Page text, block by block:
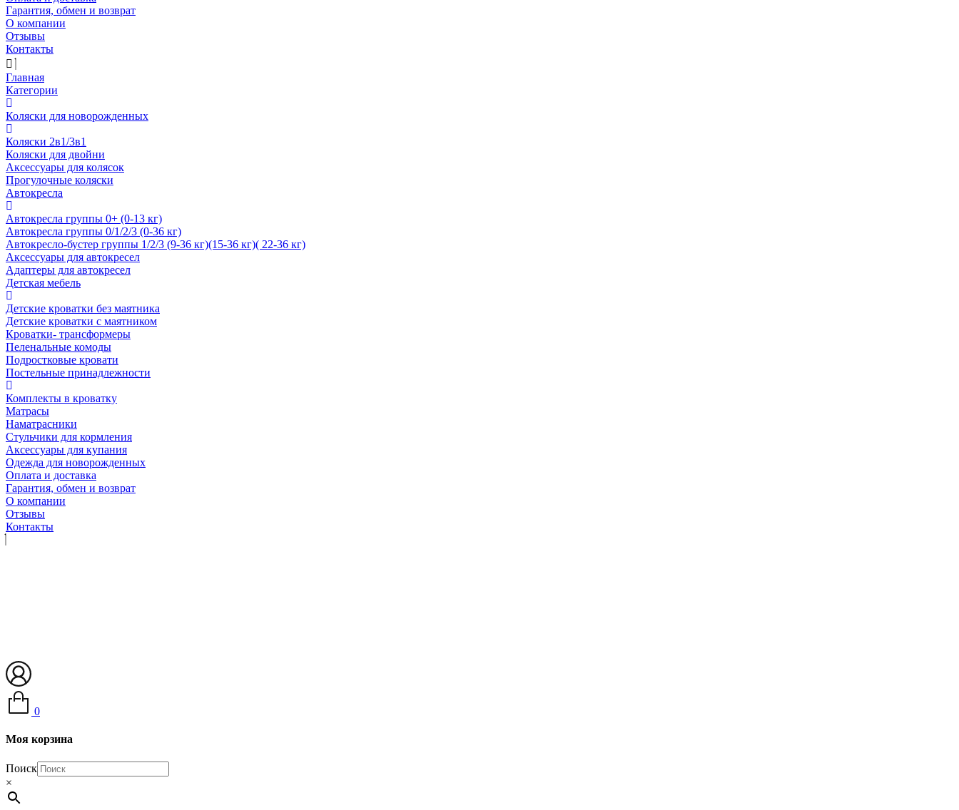
Гарантия, обмен и возврат
О компании
Отзывы
Контакты
Главная
Категории
Коляски для новорожденных
Коляски 2в1/3в1
Коляски для двойни
Аксессуары для колясок
Прогулочные коляски
Автокресла
Автокресла группы 0+ (0-13 кг)
Автокресла группы 0/1/2/3 (0-36 кг)
Автокресло-бустер группы 1/2/3 (9-36 кг)(15-36 кг)( 22-36 кг)
Аксессуары для автокресел
Адаптеры для автокресел
Детская мебель
Детские кроватки без маятника
Детские кроватки с маятником
Кроватки- трансформеры
Пеленальные комоды
Подростковые кровати
Постельные принадлежности
Комплекты в кроватку
Матрасы
Наматрасники
Стульчики для кормления
Аксессуары для купания
Одежда для новорожденных
Оплата и доставка
Гарантия, обмен и возврат
О компании
Отзывы
Контакты
0
Моя корзина
Поиск
×